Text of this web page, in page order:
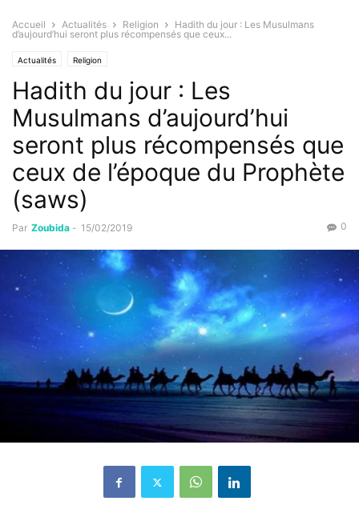
Accueil Actualités Religion
Hadith du jour : Les Musulmans
d’aujourd’hui seront plus récompensés que ceux...
Actualités Religion
Hadith du jour : Les
Musulmans d’aujourd’hui
seront plus récompensés que
ceux de l’époque du Prophète
(saws)
Par Zoubida - 15/02/2019 0